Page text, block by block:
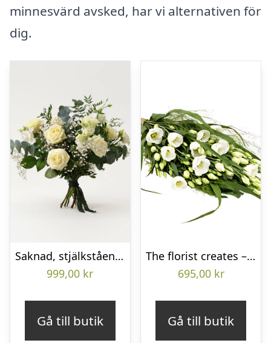
minnesvärd avsked, har vi alternativen för
dig.
Saknad, stjälkstående bukett
999,00 kr
Gå till butik
The florist creates – Funeral bouquet
695,00 kr
Gå till butik